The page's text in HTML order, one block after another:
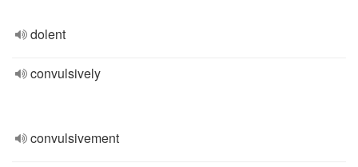
dolent
convulsively
convulsivement